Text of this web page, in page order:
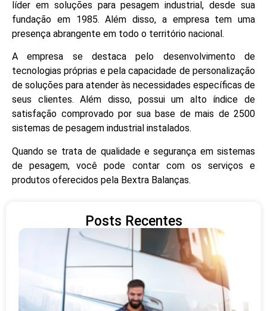
líder em soluções para pesagem industrial, desde sua
fundação em 1985. Além disso, a empresa tem uma
presença abrangente em todo o território nacional.
A empresa se destaca pelo desenvolvimento de
tecnologias próprias e pela capacidade de personalização
de soluções para atender às necessidades específicas de
seus clientes. Além disso, possui um alto índice de
satisfação comprovado por sua base de mais de 2500
sistemas de pesagem industrial instalados.
Quando se trata de qualidade e segurança em sistemas
de pesagem, você pode contar com os serviços e
produtos oferecidos pela Bextra Balanças.
Posts Recentes